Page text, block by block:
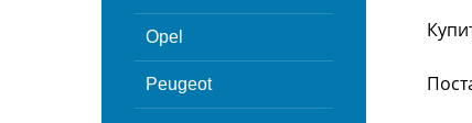
Opel
Peugeot